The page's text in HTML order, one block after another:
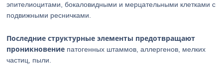
эпителиоцитами, бокаловидными и мерцательными клетками с
подвижными ресничками.
Последние структурные элементы предотвращают
проникновение патогенных штаммов, аллергенов, мелких
частиц, пыли.